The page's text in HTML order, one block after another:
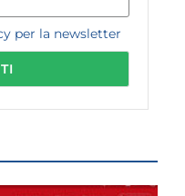
per la newsletter